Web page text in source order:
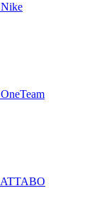
Nike
OneTeam
ATTABO